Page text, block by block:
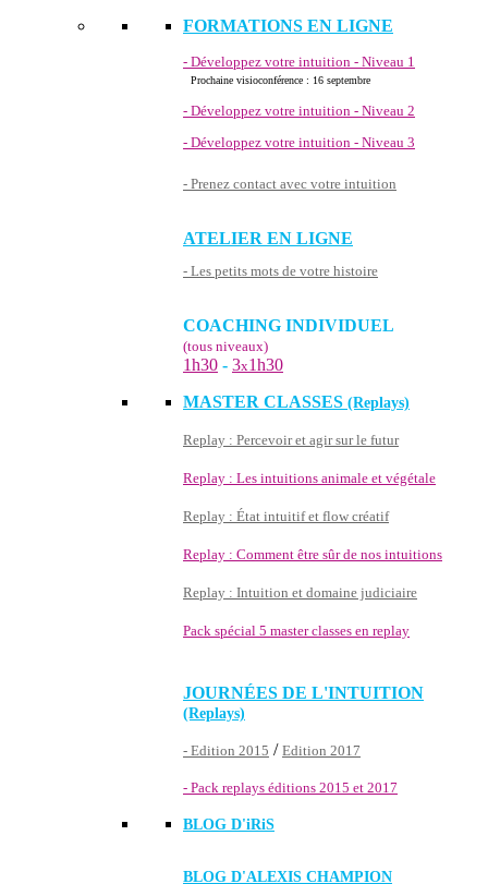
FORMATIONS EN LIGNE
- Développez votre intuition - Niveau 1
Prochaine visioconférence : 16 septembre
- Développez votre intuition - Niveau 2
- Développez votre intuition - Niveau 3
- Prenez contact avec votre intuition
ATELIER EN LIGNE
- Les petits mots de votre histoire
COACHING INDIVIDUEL
(tous niveaux)
1h30 - 3x1h30
MASTER CLASSES (Replays)
Replay : Percevoir et agir sur le futur
Replay : Les intuitions animale et végétale
Replay : État intuitif et flow créatif
Replay : Comment être sûr de nos intuitions
Replay : Intuition et domaine judiciaire
Pack spécial 5 master classes en replay
JOURNÉES DE L'INTUITION
(Replays)
- Edition 2015 / Edition 2017
- Pack replays éditions 2015 et 2017
BLOG D'iRiS
BLOG D'ALEXIS CHAMPION